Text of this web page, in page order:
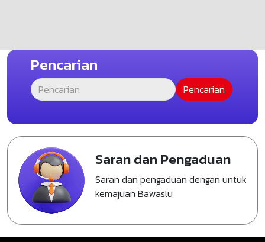
Pencarian
Saran dan Pengaduan
Saran dan pengaduan dengan untuk
kemajuan Bawaslu